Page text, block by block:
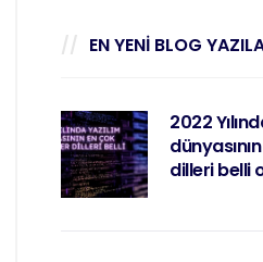
EN YENI BLOG
2022
dilleri belli